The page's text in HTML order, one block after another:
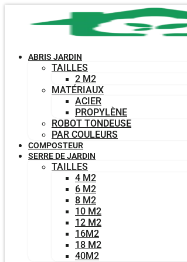
ABRIS JARDIN
TAILLES
2 M2
MATÉRIAUX
ACIER
PROPYLÈNE
ROBOT TONDEUSE
PAR COULEURS
COMPOSTEUR
SERRE DE JARDIN
TAILLES
4 M2
6 M2
8 M2
10 M2
12 M2
16M2
18 M2
40M2